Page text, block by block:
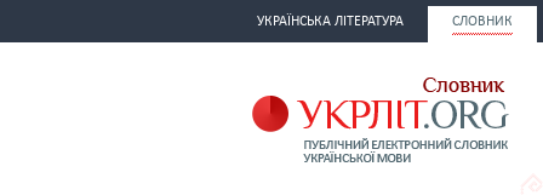
УКРАЇНСЬКА ЛІТЕРАТУРА СЛОВНИК